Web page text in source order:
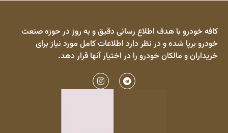
کافه خودرو با هدف اطلاع رسانی دقیق و به روز در حوزه صنعت
خودرو برپا شده و در نظر دارد اطلاعات کامل مورد نیاز برای
خریداران و مالکان خودرو را در اختیار آنها قرار دهد.